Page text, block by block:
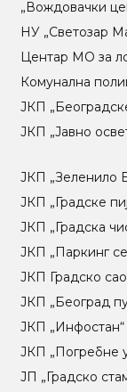
„Вождовачки
НУ „Светозар
Центар МO за
Комунална
ЈКП
ЈКП „Јавно
ЈКП „Зеленило
ЈКП „Градске
ЈКП „Градска
ЈКП „Паркинг
ЈКП Градско
ЈКП „Београд
ЈКП „Инфостан“
ЈКП „Погребне
ЈП „Градско